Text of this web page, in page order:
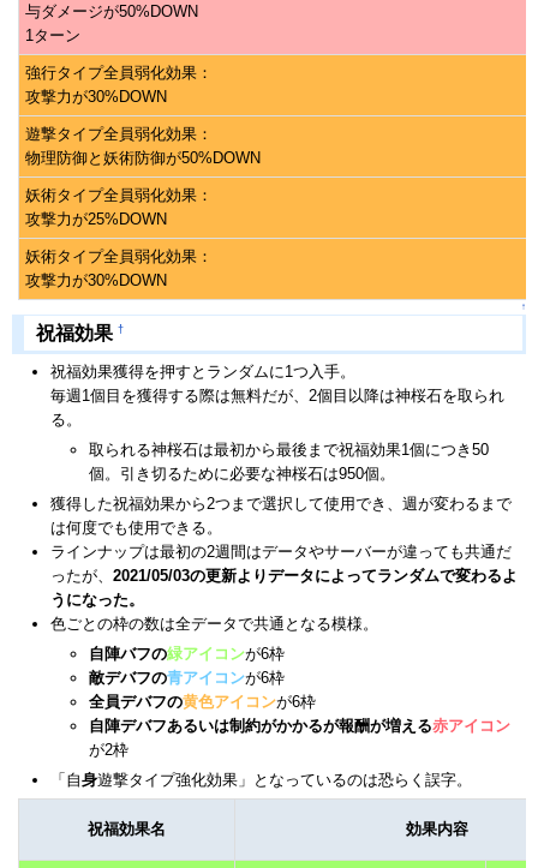
与ダメージが50%DOWN
1ターン
強行タイプ全員弱化効果：
攻撃力が30%DOWN
遊撃タイプ全員弱化効果：
物理防御と妖術防御が50%DOWN
妖術タイプ全員弱化効果：
攻撃力が25%DOWN
妖術タイプ全員弱化効果：
攻撃力が30%DOWN
↑
祝福効果 †
祝福効果獲得を押すとランダムに1つ入手。
毎週1個目を獲得する際は無料だが、2個目以降は神桜石を取られ
る。
取られる神桜石は最初から最後まで祝福効果1個につき50
個。引き切るために必要な神桜石は950個。
獲得した祝福効果から2つまで選択して使用でき、週が変わるまで
は何度でも使用できる。
ラインナップは最初の2週間はデータやサーバーが違っても共通だ
ったが、 2021/05/03の更新よりデータによってランダムで変わるよ
うになった。
色ごとの枠の数は全データで共通となる模様。
自陣バフの緑アイコンが6枠
敵デバフの青アイコンが6枠
全員デバフの黄色アイコンが6枠
自陣デバフあるいは制約がかかるが報酬が増える赤アイコン
が2枠
「自身遊撃タイプ強化効果」となっているのは恐らく誤字。
祝福効果名 効果内容